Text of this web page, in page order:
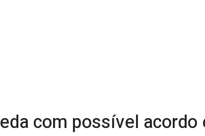
com possível acordo